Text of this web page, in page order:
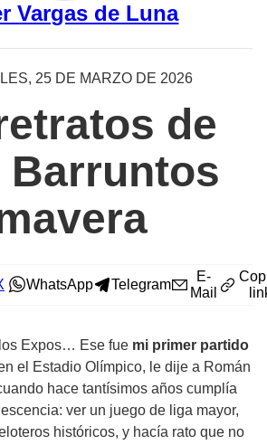
Vargas de Luna
25 DE MARZO DE 2026
de
Barruntos
WhatsApp Telegram
E-
Mail
Expos… Ese fue mi primer partido
el Estadio Olímpico, le dije a Román
hace tantísimos años cumplía
ver un juego de liga mayor,
históricos, y hacía rato que no